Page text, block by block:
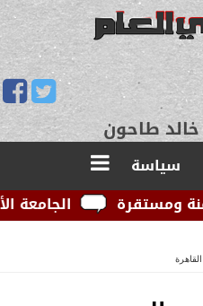
قبودان
سياسة
الجامعة